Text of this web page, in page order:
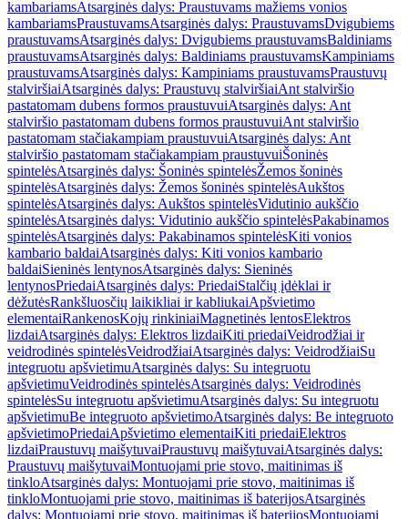
kambariamsAtsarginės dalys: Praustuvams mažiems vonios
kambariamsPraustuvamsAtsarginės dalys: PraustuvamsDvigubiems
praustuvamsAtsarginės dalys: Dvigubiems praustuvamsBaldiniams
praustuvamsAtsarginės dalys: Baldiniams praustuvamsKampiniams
praustuvamsAtsarginės dalys: Kampiniams praustuvamsPraustuvų
stalviršiaiAtsarginės dalys: Praustuvų stalviršiaiAnt stalviršio
pastatomam dubens formos praustuvuiAtsarginės dalys: Ant
stalviršio pastatomam dubens formos praustuvuiAnt stalviršio
pastatomam stačiakampiam praustuvuiAtsarginės dalys: Ant
stalviršio pastatomam stačiakampiam praustuvuiŠoninės
spintelėsAtsarginės dalys: Šoninės spintelėsŽemos šoninės
spintelėsAtsarginės dalys: Žemos šoninės spintelėsAukštos
spintelėsAtsarginės dalys: Aukštos spintelėsVidutinio aukščio
spintelėsAtsarginės dalys: Vidutinio aukščio spintelėsPakabinamos
spintelėsAtsarginės dalys: Pakabinamos spintelėsKiti vonios
kambario baldaiAtsarginės dalys: Kiti vonios kambario
baldaiSieninės lentynosAtsarginės dalys: Sieninės
lentynosPriedaiAtsarginės dalys: PriedaiStalčių įdėklai ir
dėžutėsRankšluosčių laikikliai ir kabliukaiApšvietimo
elementaiRankenosKojų rinkiniaiMagnetinės lentosElektros
lizdaiAtsarginės dalys: Elektros lizdaiKiti priedaiVeidrodžiai ir
veidrodinės spintelėsVeidrodžiaiAtsarginės dalys: VeidrodžiaiSu
integruotu apšvietimuAtsarginės dalys: Su integruotu
apšvietimuVeidrodinės spintelėsAtsarginės dalys: Veidrodinės
spintelėsSu integruotu apšvietimuAtsarginės dalys: Su integruotu
apšvietimuBe integruoto apšvietimoAtsarginės dalys: Be integruoto
apšvietimoPriedaiApšvietimo elementaiKiti priedaiElektros
lizdaiPraustuvų maišytuvaiPraustuvų maišytuvaiAtsarginės dalys:
Praustuvų maišytuvaiMontuojami prie stovo, maitinimas iš
tinkloAtsarginės dalys: Montuojami prie stovo, maitinimas iš
tinkloMontuojami prie stovo, maitinimas iš baterijosAtsarginės
dalys: Montuojami prie stovo, maitinimas iš baterijosMontuojami